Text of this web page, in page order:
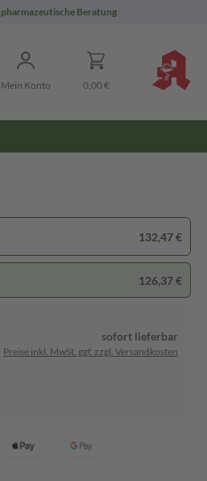
pharmazeutische Beratung
Mein Konto 0,00 €
132,47 €
126,37 €
sofort lieferbar
Preise inkl. MwSt. ggf. zzgl. Versandkosten